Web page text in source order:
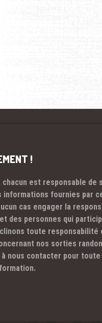
!
chacun est responsable de
informations fournies par
cas engager la
des personnes qui
toute responsabilité
nos sorties
à nous contacter pour toute